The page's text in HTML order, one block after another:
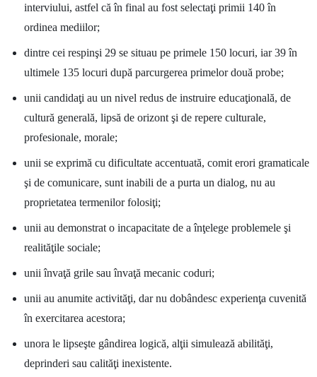
interviului, astfel că în final au fost selectaţi primii 140 în
ordinea mediilor;
dintre cei respinşi 29 se situau pe primele 150 locuri, iar 39 în
ultimele 135 locuri după parcurgerea primelor două probe;
unii candidaţi au un nivel redus de instruire educaţională, de
cultură generală, lipsă de orizont şi de repere culturale,
profesionale, morale;
unii se exprimă cu dificultate accentuată, comit erori gramaticale
şi de comunicare, sunt inabili de a purta un dialog, nu au
proprietatea termenilor folosiţi;
unii au demonstrat o incapacitate de a înţelege problemele şi
realităţile sociale;
unii învaţă grile sau învaţă mecanic coduri;
unii au anumite activităţi, dar nu dobândesc experienţa cuvenită
în exercitarea acestora;
unora le lipseşte gândirea logică, alţii simulează abilităţi,
deprinderi sau calităţi inexistente.